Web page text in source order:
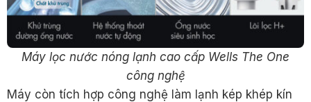
Máy lọc nước nóng lạnh cao cấp Wells The One
công nghệ
Máy còn tích hợp công nghệ làm lạnh kép khép kín